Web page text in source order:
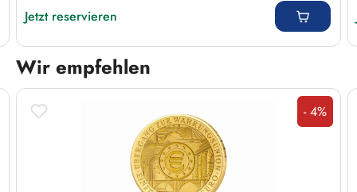
Jetzt reservieren
Wir empfehlen
Produktgalerie überspringen
Rabatt
- 4%